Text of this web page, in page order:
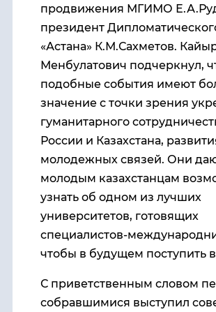
продвижения МГИМО
президент
«Астана» К.М.Сахметов.
Менбулатович подчеркнул,
подобные события имеют
значение с точки зрения
гуманитарного
России и Казахстана,
молодежных связей. Они
молодым казахстанцам
узнать об одном из лучших
университетов, готовящих
специалистов-
чтобы в будущем поступить
С приветственным словом
собравшимися выступил